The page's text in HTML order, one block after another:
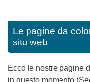
Le pagine da
sito web
Ecco le nostre pagine
in questo momento